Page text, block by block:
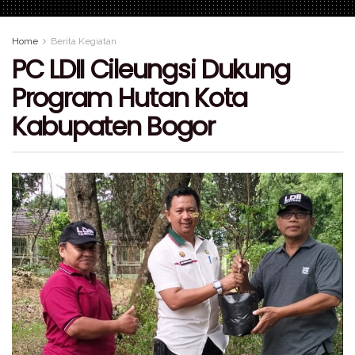
Home Berita Kegiatan
PC LDII Cileungsi Dukung
Program Hutan Kota
Kabupaten Bogor